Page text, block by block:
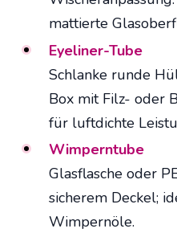
mattierte
Eyeliner-Tube
Schlanke runde
Box mit Filz- oder
für luftdichte
Wimperntube
Glasflasche oder
sicherem Deckel;
Wimpernöle.